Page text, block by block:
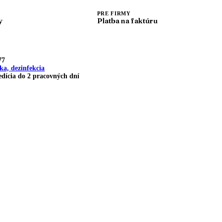
PRE FIRMY
Platba na faktúru
dezinfekcia
do 2 pracovných dní